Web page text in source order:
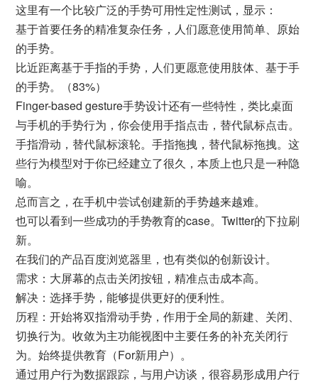
这里有一个比较广泛的手势可用性定性测试，显示：
基于首要任务的精准复杂任务，人们愿意使用简单、原始
的手势。
比近距离基于手指的手势，人们更愿意使用肢体、基于手
的手势。（83%）
Finger-based gesture手势设计还有一些特性，类比桌面
与手机的手势行为，你会使用手指点击，替代鼠标点击。
手指滑动，替代鼠标滚轮。手指拖拽，替代鼠标拖拽。这
些行为模型对于你已经建立了很久，本质上也只是一种隐
喻。
总而言之，在手机中尝试创建新的手势越来越难。
也可以看到一些成功的手势教育的case。Twitter的下拉刷
新。
在我们的产品百度浏览器里，也有类似的创新设计。
需求：大屏幕的点击关闭按钮，精准点击成本高。
解决：选择手势，能够提供更好的便利性。
历程：开始将双指滑动手势，作用于全局的新建、关闭、
切换行为。收敛为主功能视图中主要任务的补充关闭行
为。始终提供教育（For新用户）。
通过用户行为数据跟踪，与用户访谈，很容易形成用户行